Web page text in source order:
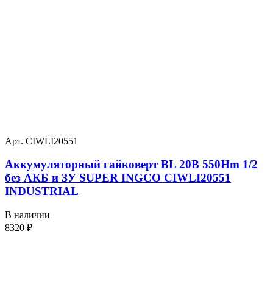
Арт. CIWLI20551
Аккумуляторный гайковерт BL 20В 550Hm 1/2
без АКБ и ЗУ SUPER INGCO CIWLI20551
INDUSTRIAL
В наличии
8320 ₽